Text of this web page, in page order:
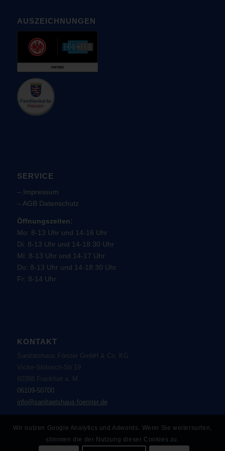
AUSZEICHNUNGEN
SERVICE
– Impressum
– AGB Datenschutz
Öffnungszeiten:
Mo: 8-13 Uhr und 14-16 Uhr
Di: 8-13 Uhr und 14-18:30 Uhr
Mi: 8-13 Uhr und 14-17 Uhr
Do: 8-13 Uhr und 14-18:30 Uhr
Fr: 8-14 Uhr
KONTAKT
Sanitätshaus Förster GmbH & Co. KG
Victor-Slotosch-Str.19
60388 Frankfurt a. M.
06109-50700
info@sanitaetshaus-foerster.de
Wir nutzen Google Analytics und Adwords. Wenn Sie weitersurfen,
stimmen die der Nutzung dieser Cookies zu.